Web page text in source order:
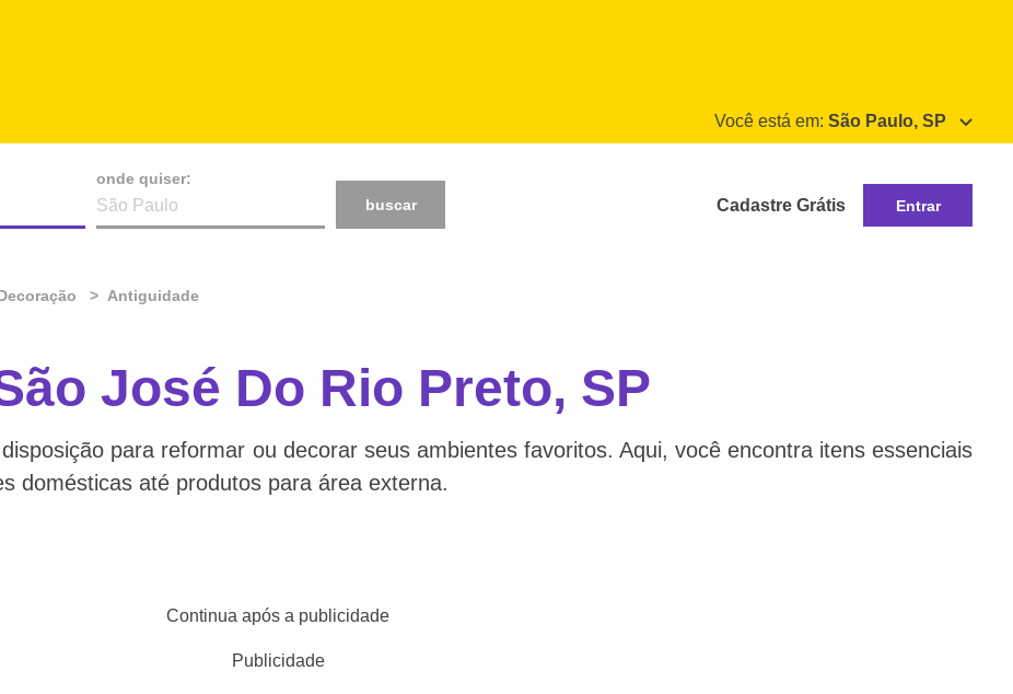
Você está em: São Paulo, SP
onde quiser:
buscar
Cadastre Grátis Entrar
Antiguidade
José Do Rio Preto, SP
para reformar ou decorar seus ambientes favoritos. Aqui, você encontra itens essenciais
domésticas até produtos para área externa.
Continua após a publicidade
Publicidade